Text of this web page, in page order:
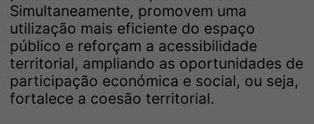
Simultaneamente, promovem uma
utilização mais eficiente do espaço
público e reforçam a acessibilidade
territorial, ampliando as oportunidades de
participação económica e social, ou seja,
fortalece a coesão territorial.